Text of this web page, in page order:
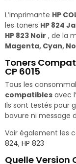
L’imprimante HP
les toners HP 824
HP 823 Noir , de la
Magenta, Cyan,
Toners
CP 6015
Tous les
compatibles avec
Ils sont testés pour
bavure ni message
Voir également les
824, HP 823
Quelle Version